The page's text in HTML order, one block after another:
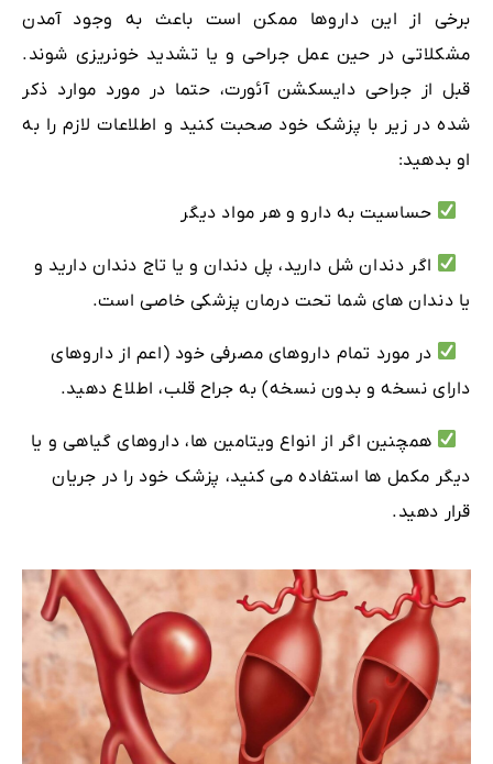
برخی از این داروها ممکن است باعث به وجود آمدن
مشکلاتی در حین عمل جراحی و یا تشدید خونریزی شوند.
قبل از جراحی دایسکشن آئورت، حتما در مورد موارد ذکر
شده در زیر با پزشک خود صحبت کنید و اطلاعات لازم را به
او بدهید:
حساسیت به دارو و هر مواد دیگر
اگر دندان شل دارید، پل دندان و یا تاج دندان دارید و
یا دندان های شما تحت درمان پزشکی خاصی است.
در مورد تمام داروهای مصرفی خود (اعم از داروهای
دارای نسخه و بدون نسخه) به جراح قلب، اطلاع دهید.
همچنین اگر از انواع ویتامین ها، داروهای گیاهی و یا
دیگر مکمل ها استفاده می کنید، پزشک خود را در جریان
قرار دهید.